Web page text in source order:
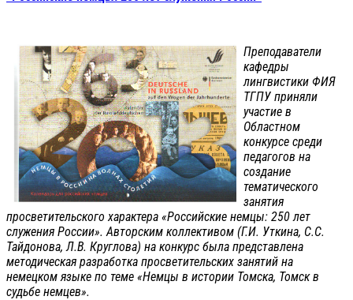
Преподаватели
кафедры
лингвистики ФИЯ
ТГПУ приняли
участие в
Областном
конкурсе среди
педагогов на
создание
тематического
занятия
просветительского характера «Российские немцы: 250 лет
служения России». Авторским коллективом (Г.И. Уткина, С.С.
Тайдонова, Л.В. Круглова) на конкурс была представлена
методическая разработка просветительских занятий на
немецком языке по теме «Немцы в истории Томска, Томск в
судьбе немцев».